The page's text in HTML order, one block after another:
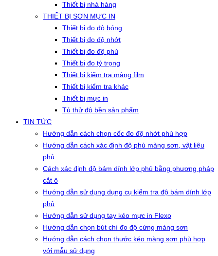
Thiết bị nhà hàng
THIẾT BỊ SƠN MỰC IN
Thiết bị đo độ bóng
Thiết bị đo độ nhớt
Thiết bị đo độ phủ
Thiết bị đo tỷ trọng
Thiết bị kiểm tra màng film
Thiết bị kiểm tra khác
Thiết bị mực in
Tủ thử độ bền sản phẩm
TIN TỨC
Hướng dẫn cách chọn cốc đo độ nhớt phù hợp
Hướng dẫn cách xác định độ phủ màng sơn, vật liệu
phủ
Cách xác định độ bám dính lớp phủ bằng phương pháp
cắt ô
Hướng dẫn sử dụng dụng cụ kiểm tra độ bám dính lớp
phủ
Hướng dẫn sử dụng tay kéo mực in Flexo
Hướng dẫn chọn bút chì đo độ cứng màng sơn
Hướng dẫn cách chọn thước kéo màng sơn phù hợp
với mẫu sử dụng